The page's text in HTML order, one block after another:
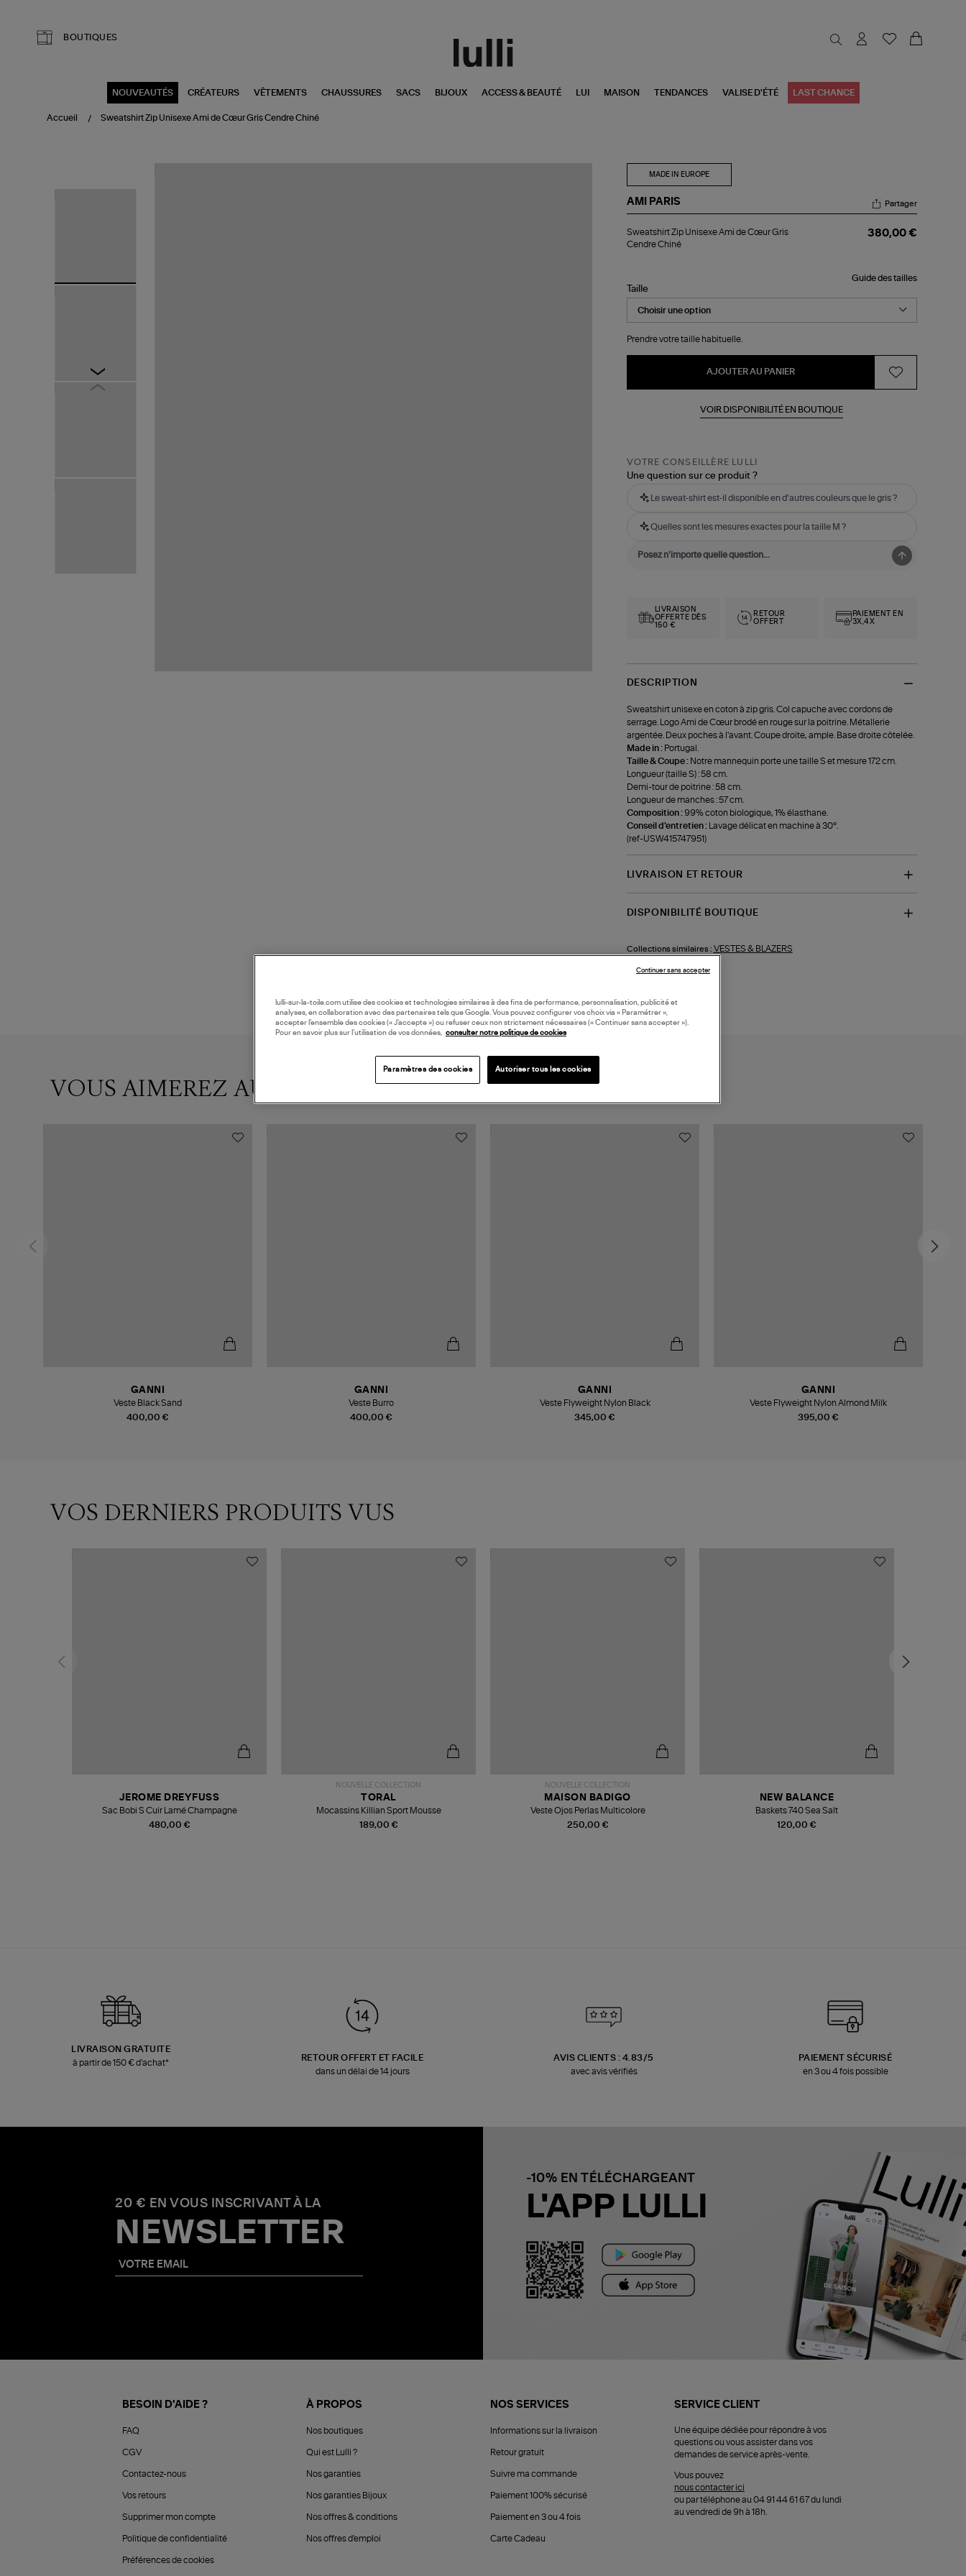
BOUTIQUES
NOUVEAUTÉS CRÉATEURS VÊTEMENTS CHAUSSURES SACS BIJOUX ACCESS & BEAUTÉ LUI MAISON TENDANCES VALISE D'ÉTÉ LAST CHANCE
Accueil Sweatshirt Zip Unisexe Ami de Cœur Gris Cendre Chiné
MADE IN EUROPE
AMI PARIS
Zip
Unisexe
Gris
Chiné
Partager
Sweatshirt Zip Unisexe Ami de Cœur Gris
Cendre Chiné
380,00 €
Guide des tailles
Taille
Prendre votre taille habituelle.
AJOUTER AU PANIER
VOIR DISPONIBILITÉ EN BOUTIQUE
VOTRE CONSEILLÈRE LULLI
Une question sur ce produit ?
Le sweat-shirt est-il disponible en d'autres couleurs que le gris ?
Quelles sont les mesures exactes pour la taille M ?
LIVRAISON
OFFERTE DÈS
150 €
RETOUR
OFFERT
PAIEMENT EN
3X,4X
DESCRIPTION
Sweatshirt unisexe en coton à zip gris. Col capuche avec cordons de
serrage. Logo Ami de Cœur brodé en rouge sur la poitrine. Métallerie
argentée. Deux poches à l'avant. Coupe droite, ample. Base droite côtelée.
Made in : Portugal.
Taille & Coupe : Notre mannequin porte une taille S et mesure 172 cm.
Longueur (taille S) : 58 cm.
Demi-tour de poitrine : 58 cm.
Longueur de manches : 57 cm.
Composition : 99% coton biologique, 1% élasthane.
Conseil d'entretien :
Lavage délicat en machine à 30°.
(ref-USW415747951)
LIVRAISON ET RETOUR
DISPONIBILITÉ BOUTIQUE
Collections similaires : VESTES & BLAZERS
VOUS AIMEREZ AUSSI
400,00 €
GANNI
Veste Black Sand
400,00 €
GANNI
Veste Burro
345,00 €
GANNI
Veste Flyweight Nylon Black
395,00 €
GANNI
Veste Flyweight Nylon Almond Milk
VOS DERNIERS PRODUITS VUS
480,00 €
JEROME DREYFUSS
Sac Bobi S Cuir Lamé Champagne
NOUVELLE COLLECTION
189,00 €
TORAL
Mocassins Killian Sport Mousse
NOUVELLE COLLECTION
250,00 €
MAISON BADIGO
Veste Ojos Perlas Multicolore
120,00 €
NEW BALANCE
Baskets 740 Sea Salt
LIVRAISON GRATUITE
à partir de 150 € d'achat*
RETOUR OFFERT ET FACILE
dans un délai de 14 jours
AVIS CLIENTS : 4.83/5
avec avis vérifiés
PAIEMENT SÉCURISÉ
en 3 ou 4 fois possible
20 € EN VOUS INSCRIVANT À LA
NEWSLETTER
-10% EN TÉLÉCHARGEANT
L'APP LULLI
BESOIN D'AIDE ?
FAQ
CGV
Contactez-nous
Vos retours
Supprimer mon compte
Politique de confidentialité
Préférences de cookies
À PROPOS
Nos boutiques
Qui est Lulli ?
Nos garanties
Nos garanties Bijoux
Nos offres & conditions
Nos offres d'emploi
NOS SERVICES
Informations sur la livraison
Retour gratuit
Suivre ma commande
Paiement 100% sécurisé
Paiement en 3 ou 4 fois
Carte Cadeau
SERVICE CLIENT
Une équipe dédiée pour répondre à vos
questions ou vous assister dans vos
demandes de service après-vente.
Vous pouvez
nous contacter ici
ou par téléphone au 04 91 44 61 67 du lundi
au vendredi de 9h à 18h.
lulli-sur-la-toile.com utilise des cookies et technologies similaires à des fins de performance, personnalisation, publicité et
analyses, en collaboration avec des partenaires tels que Google. Vous pouvez configurer vos choix via « Paramétrer »,
accepter l’ensemble des cookies (« J’accepte ») ou refuser ceux non strictement nécessaires (« Continuer sans accepter »).
Pour en savoir plus sur l’utilisation de vos données,
consulter notre politique de cookies
Paramètres des cookies Autoriser tous les cookies
Continuer sans accepter